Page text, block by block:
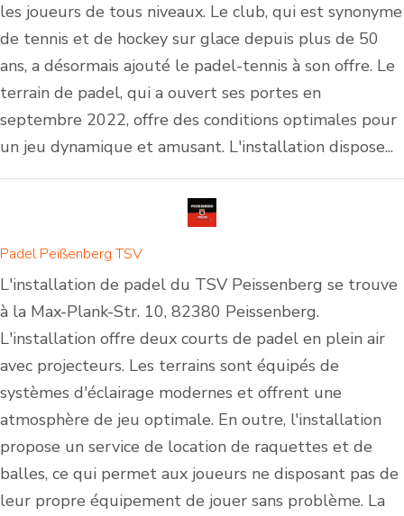
les joueurs de tous niveaux. Le club, qui est synonyme
de tennis et de hockey sur glace depuis plus de 50
ans, a désormais ajouté le padel-tennis à son offre. Le
terrain de padel, qui a ouvert ses portes en
septembre 2022, offre des conditions optimales pour
un jeu dynamique et amusant. L'installation dispose...
Padel Peißenberg TSV
L'installation de padel du TSV Peissenberg se trouve
à la Max-Plank-Str. 10, 82380 Peissenberg.
L'installation offre deux courts de padel en plein air
avec projecteurs. Les terrains sont équipés de
systèmes d'éclairage modernes et offrent une
atmosphère de jeu optimale. En outre, l'installation
propose un service de location de raquettes et de
balles, ce qui permet aux joueurs ne disposant pas de
leur propre équipement de jouer sans problème. La